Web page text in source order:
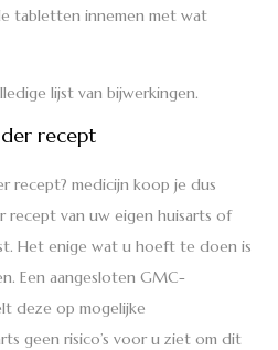
tabletten innemen met wat
lijst van bijwerkingen.
recept
recept? medicijn koop je dus
recept van uw eigen huisarts of
Het enige wat u hoeft te doen is
Een aangesloten GMC-
deze op mogelijke
geen risico’s voor u ziet om dit